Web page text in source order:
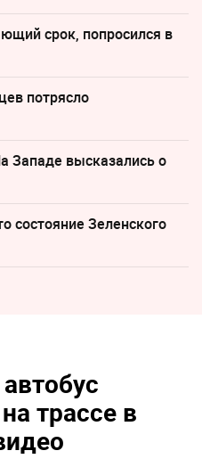
срок, попросился в
потрясло
Западе высказались о
состояние Зеленского
трассе в